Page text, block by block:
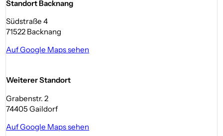
Standort Backnang
Südstraße 4
71522 Backnang
Auf Google Maps sehen
Weiterer Standort
Grabenstr. 2
74405 Gaildorf
Auf Google Maps sehen